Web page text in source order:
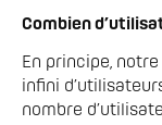
Combien
En principe,
infini
nombre